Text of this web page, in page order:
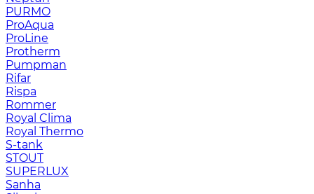
PURMO
ProAqua
ProLine
Protherm
Pumpman
Rifar
Rispa
Rommer
Royal Clima
Royal Thermo
S-tank
STOUT
SUPERLUX
Sanha